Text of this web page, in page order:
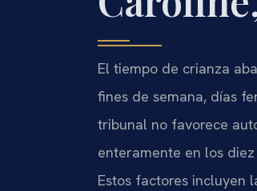
El tiempo de crianza
fines de semana, días
tribunal no favorece
enteramente en los
Estos factores incluyen